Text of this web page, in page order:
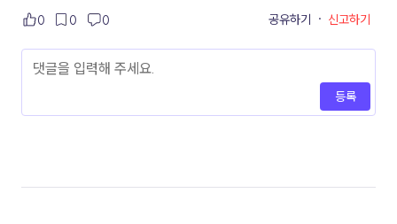
0 0 0 공유하기 · 신고하기
등록